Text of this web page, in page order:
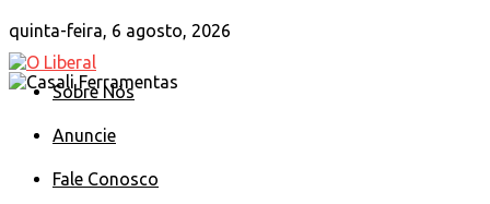
quinta-feira, 6 agosto, 2026
Sobre Nós
Anuncie
Fale Conosco